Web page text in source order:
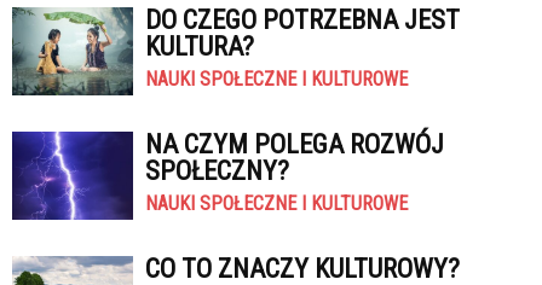
DO CZEGO POTRZEBNA JEST
KULTURA?
NAUKI SPOŁECZNE I KULTUROWE
NA CZYM POLEGA ROZWÓJ
SPOŁECZNY?
NAUKI SPOŁECZNE I KULTUROWE
CO TO ZNACZY KULTUROWY?